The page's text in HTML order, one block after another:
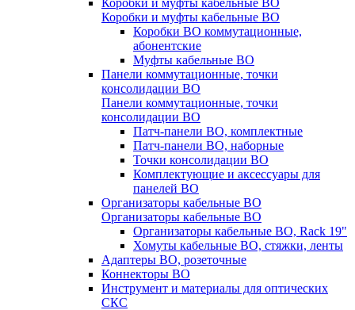
Коробки и муфты кабельные ВО
Коробки и муфты кабельные ВО
Коробки ВО коммутационные,
абонентские
Муфты кабельные ВО
Панели коммутационные, точки
консолидации ВО
Панели коммутационные, точки
консолидации ВО
Патч-панели ВО, комплектные
Патч-панели ВО, наборные
Точки консолидации ВО
Комплектующие и аксессуары для
панелей ВО
Организаторы кабельные ВО
Организаторы кабельные ВО
Организаторы кабельные ВО, Rack 19"
Хомуты кабельные ВО, стяжки, ленты
Адаптеры ВО, розеточные
Коннекторы ВО
Инструмент и материалы для оптических
СКС